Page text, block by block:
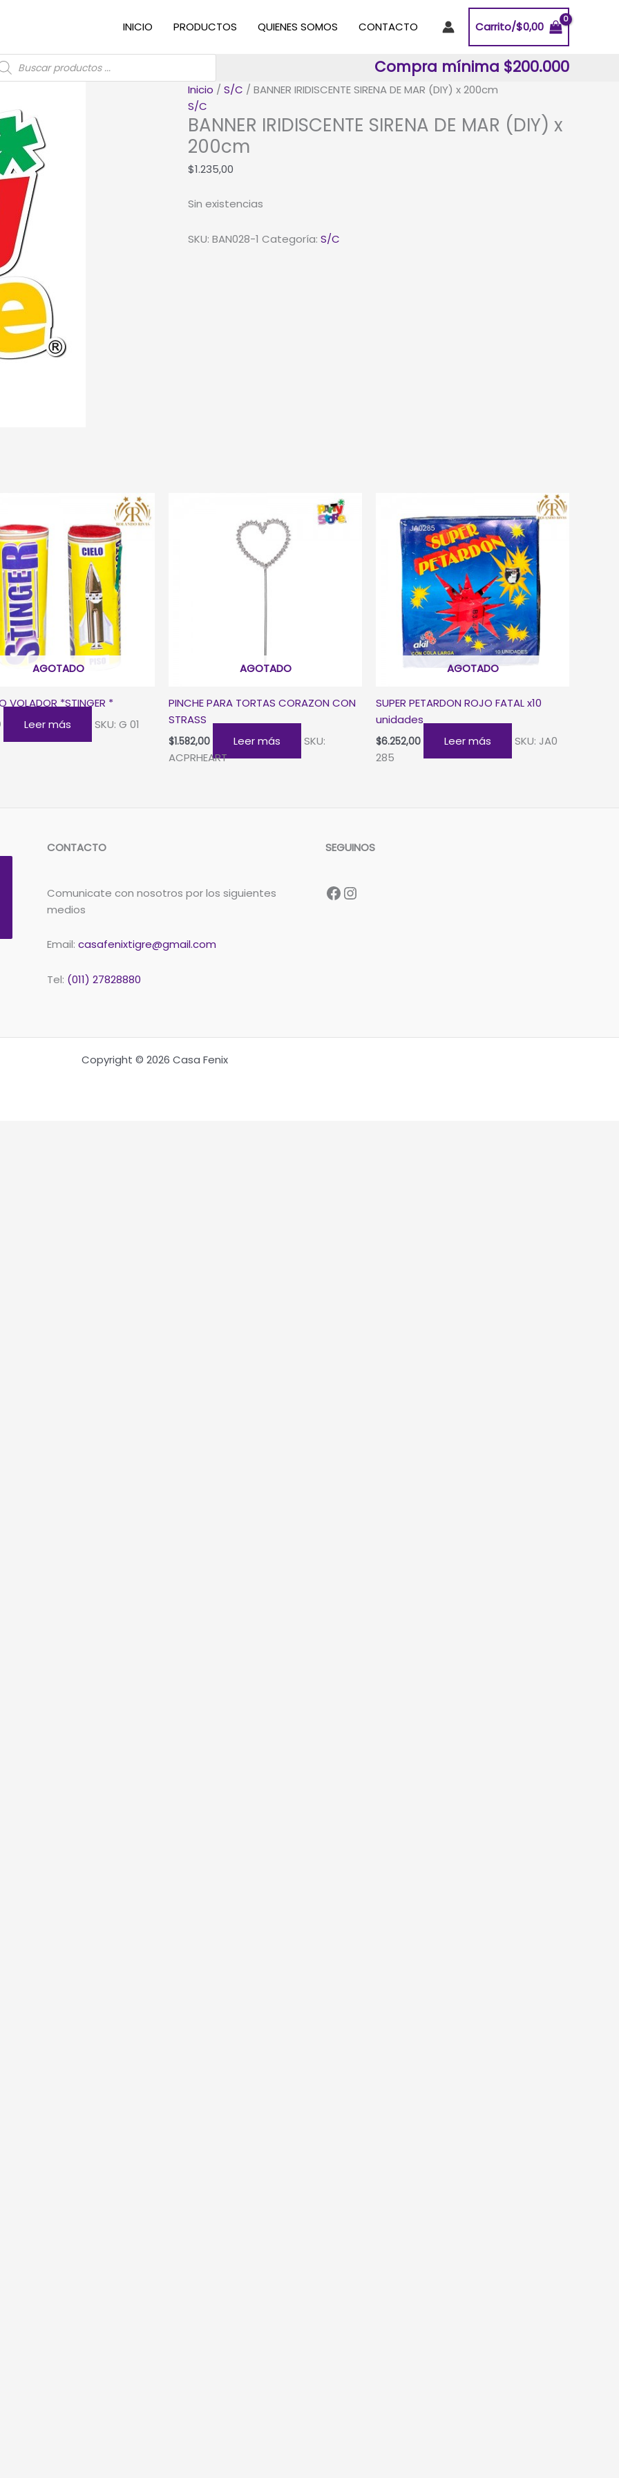
INICIO PRODUCTOS QUIENES SOMOS CONTACTO Carrito/$0,00
Compra mínima $200.000
Inicio / S/C / BANNER IRIDISCENTE SIRENA DE MAR (DIY) x 200cm
S/C
BANNER IRIDISCENTE SIRENA DE MAR (DIY) x
200cm
$1.235,00
Sin existencias
SKU: BAN028-1 Categoría: S/C
AGOTADO
VOLADOR *STINGER *
Leer más SKU: G 01
AGOTADO
PINCHE PARA TORTAS CORAZON CON
STRASS
$1.582,00 Leer más
SKU:
ACPRHEART
AGOTADO
SUPER PETARDON ROJO FATAL x10
unidades
$6.252,00 Leer más
SKU: JA0
285
CONTACTO
Comunicate con nosotros por los siguientes
medios
Email: casafenixtigre@gmail.com
Tel: (011) 27828880
SEGUINOS
Facebook
Instagram
Copyright © 2026 Casa Fenix